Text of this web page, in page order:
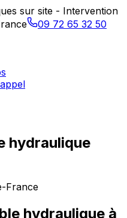
sur site - Intervention
09 72 65 32 50
hydraulique
France
hydraulique à